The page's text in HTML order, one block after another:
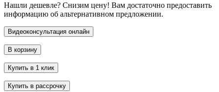
Нашли дешевле? Снизим цену! Вам достаточно предоставить
информацию об альтернативном предложении.